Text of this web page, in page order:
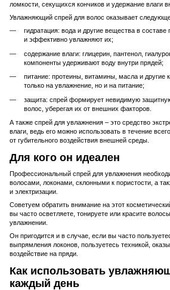
ломкости, секущихся кончиков и удержание влаги
Увлажняющий спрей для волос оказывает
гидратация: вода и другие вещества в
и эффективно увлажняют их;
содержание влаги: глицерин, пантенол,
компоненты удерживают воду внутри прядей;
питание: протеины, витамины, масла и другие
только на увлажнение, но и на питание;
защита: спрей формирует невидимую
волос, уберегая их от внешних факторов.
А также спрей для увлажнения – это средство
влаги, ведь его можно использовать в течение
от губительного воздействия внешней среды.
Для кого он идеален
Профессиональный спрей для увлажнения
волосами, локонами, склонными к пористости, а
и электризации.
Советуем обратить внимание на этот
вы часто осветляете, тонируете или красите
увлажнении.
Он пригодится и в случае, если вы часто
выпрямления локонов, пользуетесь техникой,
воздействие на пряди.
Как использовать
каждый день